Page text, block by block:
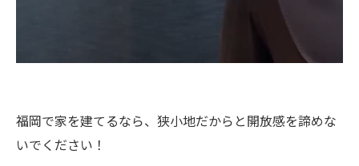
福岡で家を建てるなら、狭小地だからと開放感を諦めな
いでください！